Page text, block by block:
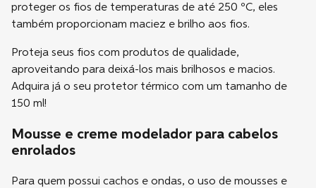
proteger os fios de temperaturas de até 250 ºC, eles
também proporcionam maciez e brilho aos fios.
Proteja seus fios com produtos de qualidade,
aproveitando para deixá-los mais brilhosos e macios.
Adquira já o seu protetor térmico com um tamanho de
150 ml!
Mousse e creme modelador para cabelos
enrolados
Para quem possui cachos e ondas, o uso de mousses e